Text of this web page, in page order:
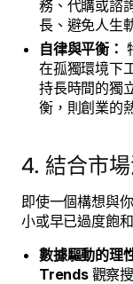
務、代購或諮
長、避免人生
自律與平衡：
在孤獨環境下
持長時間的獨
衡，則創業的
4. 結合市
即使一個構想與
小或早已過度飽
數據驅動的理
Trends觀察